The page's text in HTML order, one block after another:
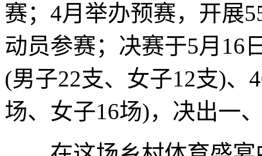
赛；4月举办预赛，开展
动员参赛；决赛于5月16
(男子22支、女子12支)、
场、女子16场)，决出一